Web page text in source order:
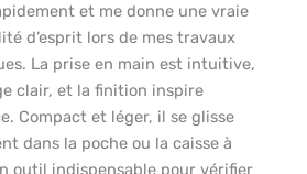
et me donne une vraie
d’esprit lors de mes travaux
La prise en main est intuitive,
clair, et la finition inspire
Compact et léger, il se glisse
dans la poche ou la caisse à
outil indispensable pour vérifier